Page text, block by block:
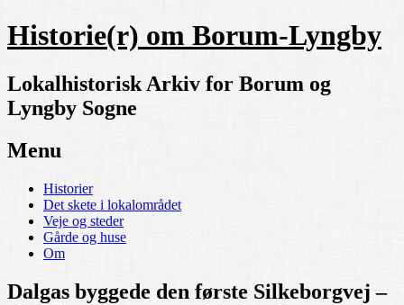
Historie(r) om Borum-Lyngby
Lokalhistorisk Arkiv for Borum og
Lyngby Sogne
Menu
Skip
content
Historier
Det skete i lokalområdet
Veje og steder
Gårde og huse
Om
Dalgas byggede den første Silkeborgvej –